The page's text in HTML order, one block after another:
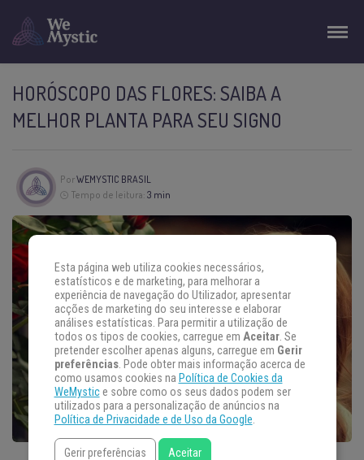
HORÓSCOPO DAS FLORES: SAIBA A
MELHOR PLANTA PARA SEU SIGNO
PorWEMYSTIC BRASIL
Tempo de leitura: 3 min
Esta página web utiliza cookies necessários,
estatísticos e de marketing, para melhorar a
experiência de navegação do Utilizador, apresentar
acções de marketing do seu interesse e elaborar
análises estatísticas. Para permitir a utilização de
todos os tipos de cookies, carregue em Aceitar. Se
pretender escolher apenas alguns, carregue em Gerir
preferências. Pode obter mais informação acerca de
como usamos cookies na Política de Cookies da
WeMystice sobre como os seus dados podem ser
utilizados para a personalização de anúncios na
Política de Privacidade e de Uso da Google.
Gerir preferências Aceitar